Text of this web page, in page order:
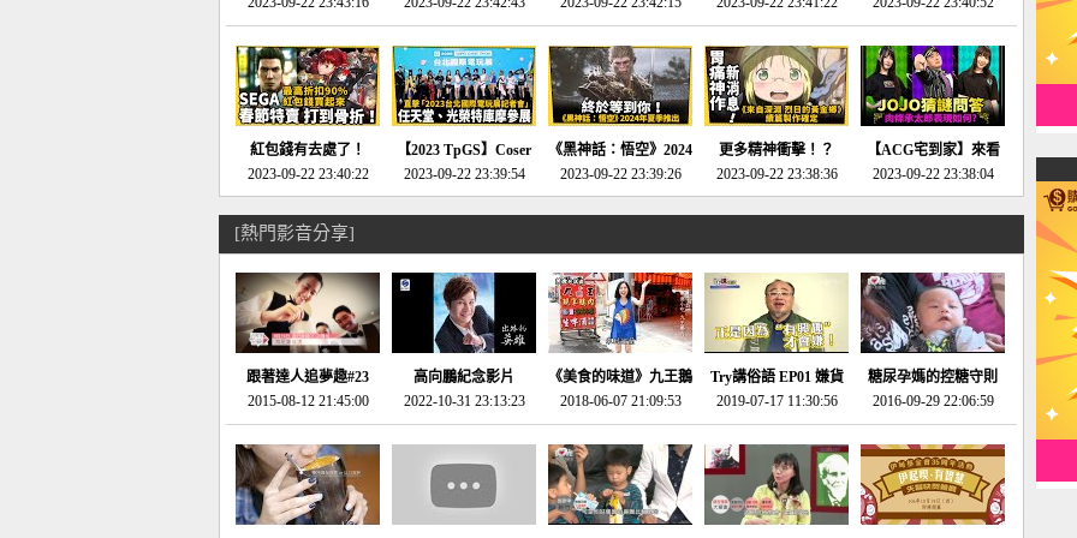
天平》介紹！-電玩宅
速配20230126
回「石村號」的恐懼體
驗-電玩宅速配
20230125
版」!!!今年就能玩到!!-
電玩宅速配20230124
動作角色扮演遊戲！-
電玩宅速配20230123
第一名早就決定了，封
面圖直接雷你!-電玩宅
速配20230120
紅包錢有去處了！
SEGA春節特賣 超過85
款遊戲打到骨折-電玩
宅速配20230119
2023-09-22 23:40:22
【2023 TpGS】Coser
和Show Girl搶先看！
直擊展前記者會-電玩
2023-09-22 23:39:54
《黑神話：悟空》2024
年夏季推出！確定不會
延期齁？-電玩宅速配
2023-09-22 23:39:26
更多精神衝擊！？
《來自深淵 烈日的黃
金鄉》續篇動畫確定
2023-09-22 23:38:36
【ACG宅到家】來看
就抽周邊！《JOJO的
奇妙冒險》問答大挑戰
年特展 feat 蕎羽 、櫻
花
2023-09-22 23:38:04
[熱門影音分享]
跟著達人追夢趣#23
promo-我想開間咖啡
館(謝佳凌)
2015-08-12 21:45:00
高向鵬紀念影片
2022-10-31 23:13:23
《美食的味道》九王鵝
肉
2018-06-07 21:09:53
Try講俗語 EP01 嫌貨
才是買貨人
2019-07-17 11:30:56
糖尿孕媽的控糖守則
2016-09-29 22:06:59